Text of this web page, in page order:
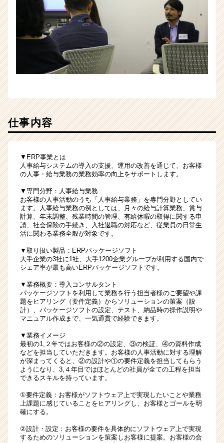
仕事内容
▼ERP事業とは
人事給与システムの導入の支援、運用の改善を通じて、お客様
の人事・給与業務の業務効率の向上をサポートします。
▼専門分野：人事給与業務
お客様の人事活動のうち「人事給与業務」を専門分野としてい
ます。人事給与業務の例としては、月々の給与計算業務、賞与
計算、年末調整、残業時間の管理、有給休暇の取得に関する申
請、社会保険の手続き、入社退職の対応など、従業員の日常生
活に関わる業務全般が対象です。
▼取り扱い製品：ERPパッケージソフト
大手企業の3社に1社、大手1200企業グループが利用する国内で
シェア率が最も高いERPパッケージソフトです。
▼業務概要：導入コンサルタント
パッケージソフトを利用して業務を行う担当者様のご要望や課
題をヒアリング（要件定義）からソリューションの策案（設
計）、パッケージソフトの設定、テスト、納品時の操作説明や
マニュアル作成まで、一気通貫で経験できます。
▼業務イメージ
最初の1,２年ではお客様の②の設定、③の検証、④の資料作成
などを担当していただきます。お客様の人事活動に対する理解
が深まってくると、②の設計や①の要件定義を担当してもらう
ようになり、3,４年目ではほとんどの社員が全ての工程を担当
できるスキルを持っています。
①要件定義：お客様がソフトウェア上で実現したいことや業務
上課題に感じていることをヒアリングし、お客様とゴールを明
確にする。
②設計・設定：お客様の要件を具体的にソフトウェア上で実現
するためのソリューションを策案しお客様に提案。お客様の合